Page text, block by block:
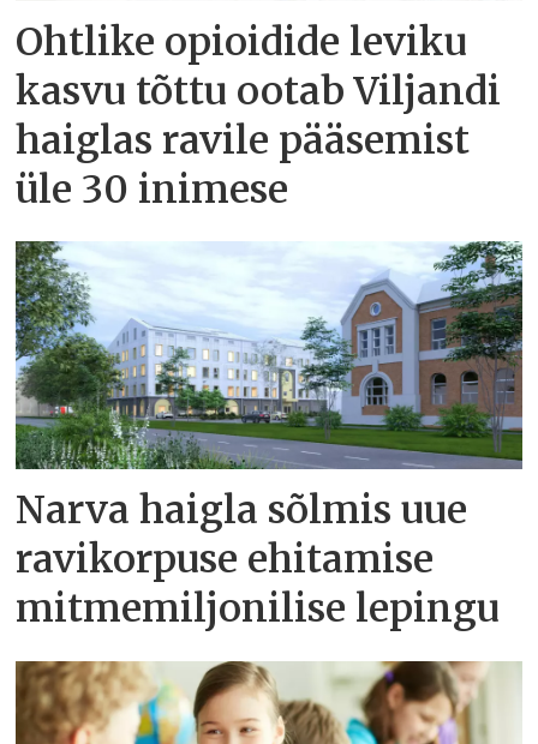
Ohtlike opioidide leviku
kasvu tõttu ootab Viljandi
haiglas ravile pääsemist
üle 30 inimese
Narva haigla sõlmis uue
ravikorpuse ehitamise
mitmemiljonilise lepingu